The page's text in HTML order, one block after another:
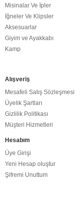
Misinalar Ve İpler
İğneler Ve Klipsler
Aksesuarlar
Giyim ve Ayakkabı
Kamp
Alışveriş
Mesafeli Satış Sözleşmesi
Üyelik Şartları
Gizlilik Politikası
Müşteri Hizmetleri
Hesabım
Üye Girişi
Yeni Hesap oluştur
Şifremi Unuttum